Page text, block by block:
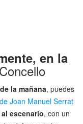
en la
la mañana, puedes
Joan Manuel Serrat
escenario, con un